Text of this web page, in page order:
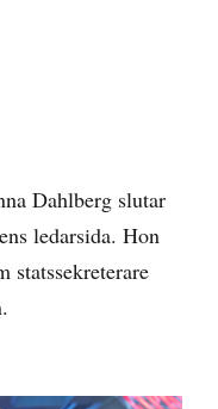
Dahlberg slutar
ledarsida. Hon
statssekreterare